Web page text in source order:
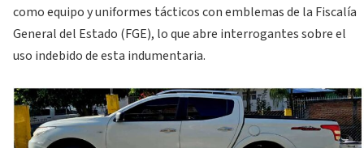
como equipo y uniformes tácticos con emblemas de la Fiscalía
General del Estado (FGE), lo que abre interrogantes sobre el
uso indebido de esta indumentaria.